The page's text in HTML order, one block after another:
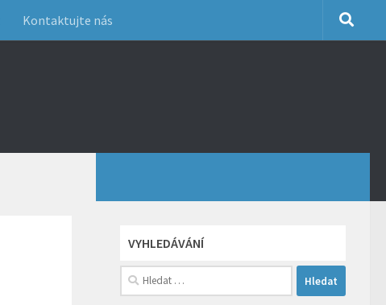
Kontaktujte nás
VYHLEDÁVÁNÍ
Vyhledávání